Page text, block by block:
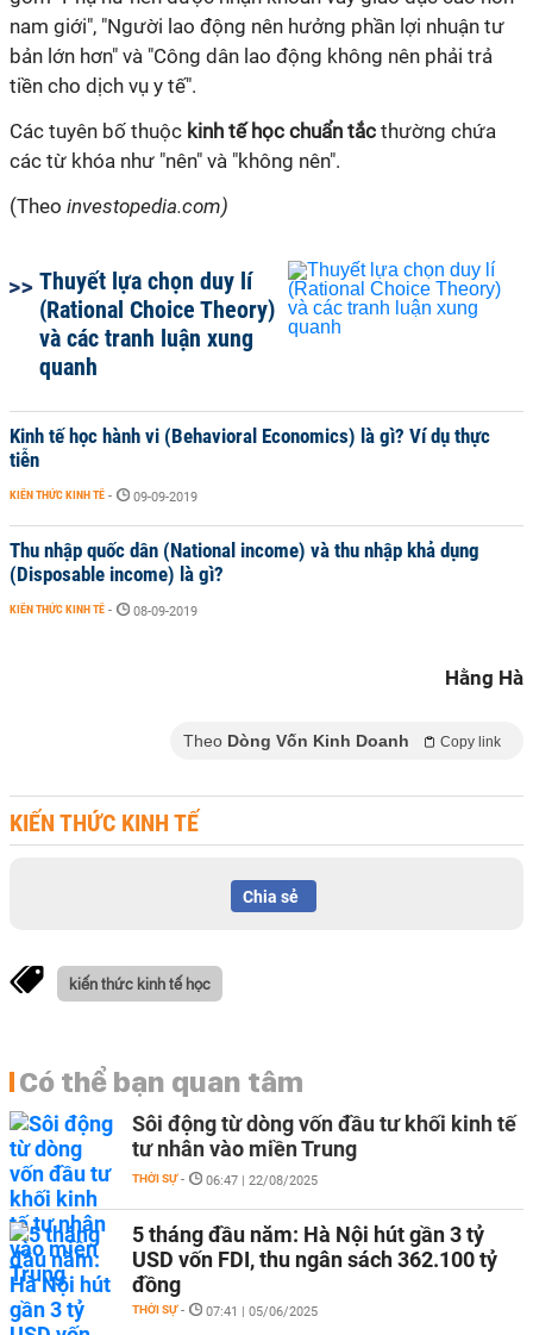
nam giới", "Người lao động nên hưởng phần lợi nhuận tư
bản lớn hơn" và "Công dân lao động không nên phải trả
tiền cho dịch vụ y tế".
Các tuyên bố thuộc kinh tế học chuẩn tắc thường chứa
các từ khóa như "nên" và "không nên".
(Theo investopedia.com)
Thuyết lựa chọn duy lí
(Rational Choice Theory)
và các tranh luận xung
quanh
Kinh tế học hành vi (Behavioral Economics) là gì? Ví dụ thực
tiễn
KIẾN THỨC KINH TẾ - 09-09-2019
Thu nhập quốc dân (National income) và thu nhập khả dụng
(Disposable income) là gì?
KIẾN THỨC KINH TẾ - 08-09-2019
Hằng Hà
Theo Dòng Vốn Kinh Doanh Copy link
KIẾN THỨC KINH TẾ
Chia sẻ
kiến thức kinh tế học
Có thể bạn quan tâm
Sôi động từ dòng vốn đầu tư khối kinh tế
tư nhân vào miền Trung
THỜI SỰ - 06:47 | 22/08/2025
5 tháng đầu năm: Hà Nội hút gần 3 tỷ
USD vốn FDI, thu ngân sách 362.100 tỷ
đồng
THỜI SỰ - 07:41 | 05/06/2025